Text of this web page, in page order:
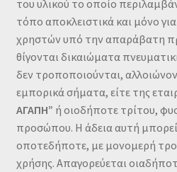
του υλικού το οποίο
τόπο αποκλειστικά και μόνο
χρηστών υπό την απαράβατη
θίγονται δικαιώματα
δεν τροποποιούνται,
εμπορικά σήματα, είτε της
ΑΓΑΠΗ” ή οιοδήποτε τρίτου,
προσώπου. Η άδεια αυτή μπορεί
οποτεδήποτε, με μονομερή
χρήσης. Απαγορεύεται